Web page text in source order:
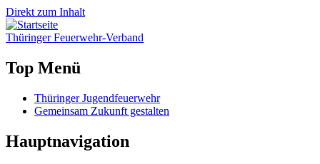
Direkt zum Inhalt
ThüringerFeuerwehr-Verband
Top Menü
Thüringer Jugendfeuerwehr
Gemeinsam Zukunft gestalten
Hauptnavigation